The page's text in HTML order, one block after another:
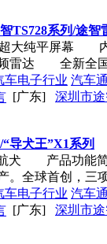
TS728系列/途智
大纯平屏幕
雷达 全新全
车电子行业 汽车
[广东]
深圳市
导犬王”X1系列
犬 产品功能
。全球首创，三
车电子行业 汽车
[广东]
深圳市